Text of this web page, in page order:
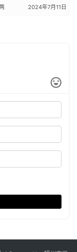
2024年7月11日